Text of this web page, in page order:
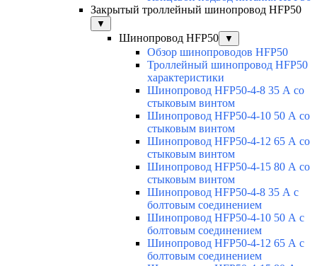
Закрытый троллейный шинопровод HFP50
▼
Шинопровод HFP50 ▼
Обзор шинопроводов HFP50
Троллейный шинопровод HFP50
характеристики
Шинопровод HFP50-4-8 35 А со
стыковым винтом
Шинопровод HFP50-4-10 50 А со
стыковым винтом
Шинопровод HFP50-4-12 65 А со
стыковым винтом
Шинопровод HFP50-4-15 80 А со
стыковым винтом
Шинопровод HFP50-4-8 35 А с
болтовым соединением
Шинопровод HFP50-4-10 50 А с
болтовым соединением
Шинопровод HFP50-4-12 65 А с
болтовым соединением